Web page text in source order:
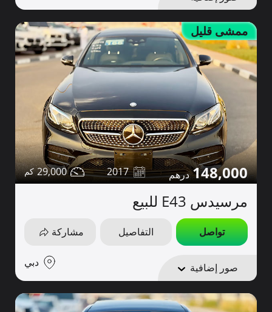
ممشى قليل
148,000
2017
29,000
مرسيدس E43 للبيع
تواصل التفاصيل مشاركة
صور إضافية دبي